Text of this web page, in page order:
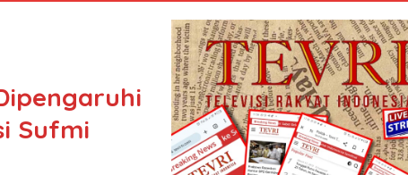
Sufmi